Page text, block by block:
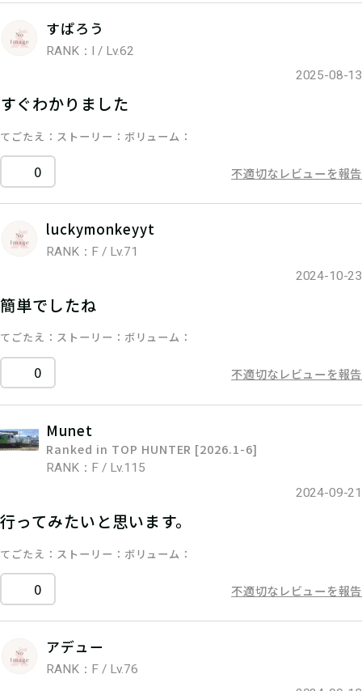
すぱろう
RANK：I / Lv.62
2025-08-13
すぐわかりました
てごたえ ストーリー ボリューム
0 不適切なレビューを報告
luckymonkeyyt
RANK：F / Lv.71
2024-10-23
簡単でしたね
てごたえ ストーリー ボリューム
0 不適切なレビューを報告
Munet
Ranked in TOP HUNTER [2026.1-6]
RANK：F / Lv.115
2024-09-21
行ってみたいと思います。
てごたえ ストーリー ボリューム
0 不適切なレビューを報告
アデュー
RANK：F / Lv.76